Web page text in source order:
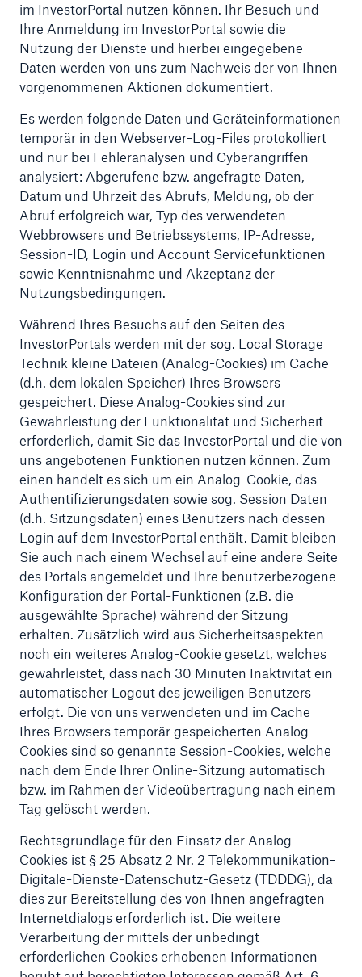
im InvestorPortal nutzen können. Ihr Besuch und
Ihre Anmeldung im InvestorPortal sowie die
Nutzung der Dienste und hierbei eingegebene
Daten werden von uns zum Nachweis der von Ihnen
vorgenommenen Aktionen dokumentiert.
Es werden folgende Daten und Geräteinformationen
temporär in den Webserver-Log-Files protokolliert
und nur bei Fehleranalysen und Cyberangriffen
analysiert: Abgerufene bzw. angefragte Daten,
Datum und Uhrzeit des Abrufs, Meldung, ob der
Abruf erfolgreich war, Typ des verwendeten
Webbrowsers und Betriebssystems, IP-Adresse,
Session-ID, Login und Account Servicefunktionen
sowie Kenntnisnahme und Akzeptanz der
Nutzungsbedingungen.
Während Ihres Besuchs auf den Seiten des
InvestorPortals werden mit der sog. Local Storage
Technik kleine Dateien (Analog-Cookies) im Cache
(d.h. dem lokalen Speicher) Ihres Browsers
gespeichert. Diese Analog-Cookies sind zur
Gewährleistung der Funktionalität und Sicherheit
erforderlich, damit Sie das InvestorPortal und die von
uns angebotenen Funktionen nutzen können. Zum
einen handelt es sich um ein Analog-Cookie, das
Authentifizierungsdaten sowie sog. Session Daten
(d.h. Sitzungsdaten) eines Benutzers nach dessen
Login auf dem InvestorPortal enthält. Damit bleiben
Sie auch nach einem Wechsel auf eine andere Seite
des Portals angemeldet und Ihre benutzerbezogene
Konfiguration der Portal-Funktionen (z.B. die
ausgewählte Sprache) während der Sitzung
erhalten. Zusätzlich wird aus Sicherheitsaspekten
noch ein weiteres Analog-Cookie gesetzt, welches
gewährleistet, dass nach 30 Minuten Inaktivität ein
automatischer Logout des jeweiligen Benutzers
erfolgt. Die von uns verwendeten und im Cache
Ihres Browsers temporär gespeicherten Analog-
Cookies sind so genannte Session-Cookies, welche
nach dem Ende Ihrer Online-Sitzung automatisch
bzw. im Rahmen der Videoübertragung nach einem
Tag gelöscht werden.
Rechtsgrundlage für den Einsatz der Analog
Cookies ist § 25 Absatz 2 Nr. 2 Telekommunikation-
Digitale-Dienste-Datenschutz-Gesetz (TDDDG), da
dies zur Bereitstellung des von Ihnen angefragten
Internetdialogs erforderlich ist. Die weitere
Verarbeitung der mittels der unbedingt
erforderlichen Cookies erhobenen Informationen